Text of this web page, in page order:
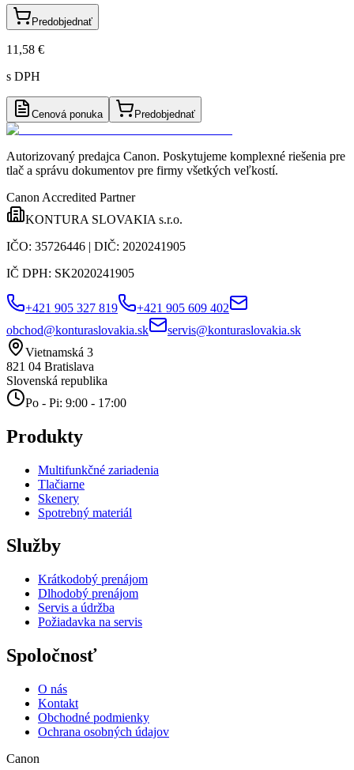
Predobjednať
11,58 €
s DPH
Cenová ponuka Predobjednať
Autorizovaný predajca Canon. Poskytujeme komplexné riešenia pre
tlač a správu dokumentov pre firmy všetkých veľkostí.
Canon Accredited Partner
KONTURA SLOVAKIA s.r.o.
IČO: 35726446 | DIČ: 2020241905
IČ DPH: SK2020241905
+421 905 327 819
+421 905 609 402
obchod@konturaslovakia.sk
servis@konturaslovakia.sk
Vietnamská 3
821 04 Bratislava
Slovenská republika
Po - Pi: 9:00 - 17:00
Produkty
Multifunkčné zariadenia
Tlačiarne
Skenery
Spotrebný materiál
Služby
Krátkodobý prenájom
Dlhodobý prenájom
Servis a údržba
Požiadavka na servis
Spoločnosť
O nás
Kontakt
Obchodné podmienky
Ochrana osobných údajov
Canon